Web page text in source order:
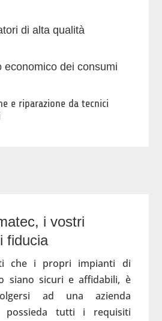
di alta qualità
economico dei consumi
e riparazione da tecnici
i vostri
fiducia
che i propri impianti di
siano sicuri e affidabili, è
ad una azienda
possieda tutti i requisiti